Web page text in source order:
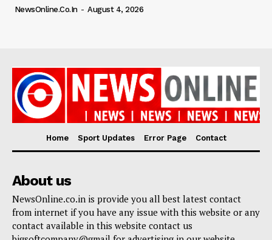
NewsOnline.co.in - August 4, 2026
Home Sport Updates Error Page Contact
About us
NewsOnline.co.in is provide you all best latest contact
from internet if you have any issue with this website or any
contact available in this website contact us